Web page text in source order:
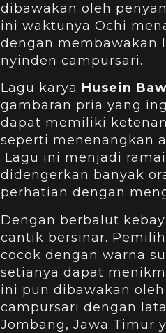
dibawakan oleh
ini waktunya Ochi
dengan membawakan
nyinden campursari.
Lagu karya Husein
gambaran pria yang
dapat memiliki
seperti menenangkan
Lagu ini menjadi
didengerkan banyak
perhatian dengan
Dengan berbalut
cantik bersinar.
cocok dengan warna
setianya dapat
ini pun dibawakan
campursari dengan
Jombang, Jawa Timur